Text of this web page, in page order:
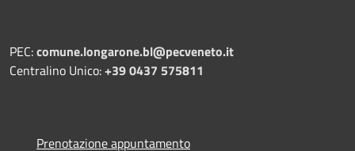
PEC:comune.longarone.bl@pecveneto.it
Centralino Unico:+39 0437 575811
Prenotazione appuntamento